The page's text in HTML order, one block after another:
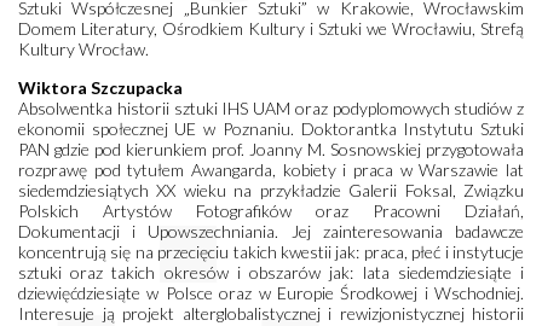
Sztuki Współczesnej „Bunkier Sztuki” w Krakowie, Wrocławskim
Domem Literatury, Ośrodkiem Kultury i Sztuki we Wrocławiu, Strefą
Kultury Wrocław.
Wiktora Szczupacka
Absolwentka historii sztuki IHS UAM oraz podyplomowych studiów z
ekonomii społecznej UE w Poznaniu. Doktorantka Instytutu Sztuki
PAN gdzie pod kierunkiem prof. Joanny M. Sosnowskiej przygotowała
rozprawę pod tytułem Awangarda, kobiety i praca w Warszawie lat
siedemdziesiątych XX wieku na przykładzie Galerii Foksal, Związku
Polskich Artystów Fotografików oraz Pracowni Działań,
Dokumentacji i Upowszechniania. Jej zainteresowania badawcze
koncentrują się na przecięciu takich kwestii jak: praca, płeć i instytucje
sztuki oraz takich okresów i obszarów jak: lata siedemdziesiąte i
dziewięćdziesiąte w Polsce oraz w Europie Środkowej i Wschodniej.
Interesuje ją projekt alterglobalistycznej i rewizjonistycznej historii